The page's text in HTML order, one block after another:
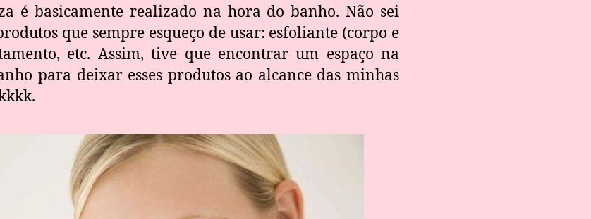
é basicamente realizado na hora do banho. Não sei
que sempre esqueço de usar: esfoliante (corpo e
etc. Assim, tive que encontrar um espaço na
para deixar esses produtos ao alcance das minhas